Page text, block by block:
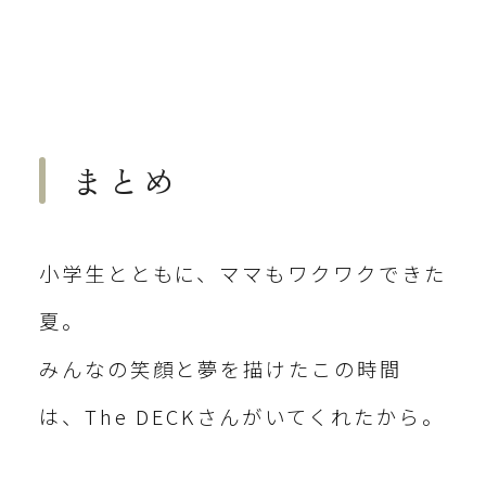
まとめ
小学生とともに、ママもワクワクできた
夏。
みんなの笑顔と夢を描けたこの時間
は、The DECKさんがいてくれたから。